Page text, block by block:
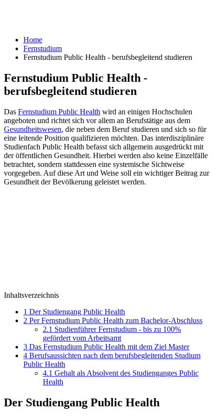
Home
Fernstudium
Fernstudium Public Health - berufsbegleitend studieren
Fernstudium Public Health -
berufsbegleitend studieren
Das Fernstudium Public Health wird an einigen Hochschulen
angeboten und richtet sich vor allem an Berufstätige aus dem
Gesundheitswesen, die neben dem Beruf studieren und sich so für
eine leitende Position qualifizieren möchten. Das interdisziplinäre
Studienfach Public Health befasst sich allgemein ausgedrückt mit
der öffentlichen Gesundheit. Hierbei werden also keine Einzelfälle
betrachtet, sondern stattdessen eine systemische Sichtweise
vorgegeben. Auf diese Art und Weise soll ein wichtiger Beitrag zur
Gesundheit der Bevölkerung geleistet werden.
Inhaltsverzeichnis
1 Der Studiengang Public Health
2 Per Fernstudium Public Health zum Bachelor-Abschluss
2.1 Studienführer Fernstudium - bis zu 100%
gefördert vom Arbeitsamt
3 Das Fernstudium Public Health mit dem Ziel Master
4 Berufsaussichten nach dem berufsbegleitenden Studium
Public Health
4.1 Gehalt als Absolvent des Studienganges Public
Health
Der Studiengang Public Health